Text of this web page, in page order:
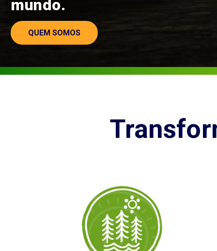
clima dos povos indígenas.
NOSSO TRABALHO